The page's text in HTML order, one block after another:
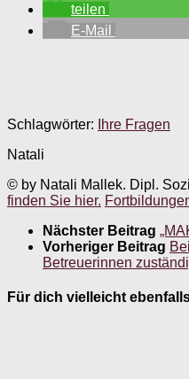
teilen
E-Mail
Schlagwörter:
Ihre Fragen
Natali
© by Natali Mallek. Dipl.
finden Sie hier.
Nächster Beitrag
Vorheriger Beitrag
Betreuerinnen
Für dich vielleicht